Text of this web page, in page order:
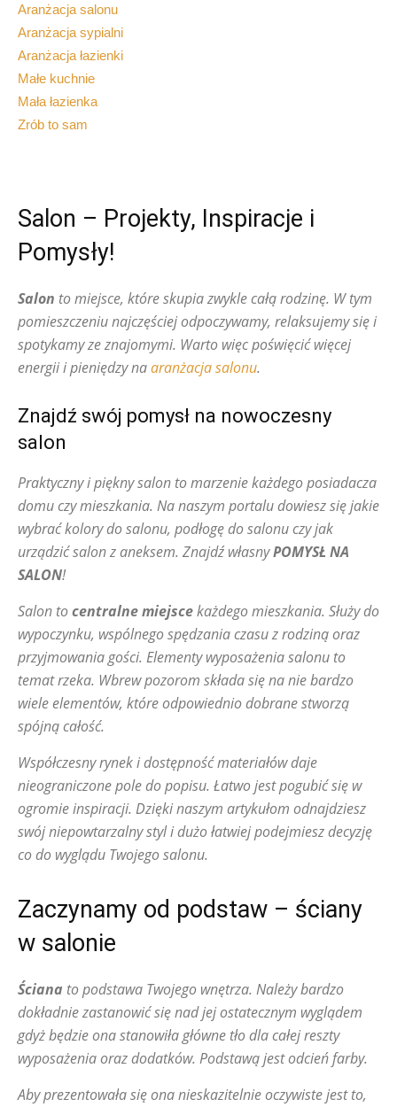
Aranżacja salonu
Aranżacja sypialni
Aranżacja łazienki
Małe kuchnie
Mała łazienka
Zrób to sam
Salon – Projekty, Inspiracje i
Pomysły!
Salon to miejsce, które skupia zwykle całą rodzinę. W tym
pomieszczeniu najczęściej odpoczywamy, relaksujemy się i
spotykamy ze znajomymi. Warto więc poświęcić więcej
energii i pieniędzy naaranżacja salonu.
Znajdź swój pomysł na nowoczesny
salon
Praktyczny i piękny salon to marzenie każdego posiadacza
domu czy mieszkania. Na naszym portalu dowiesz się jakie
wybrać kolory do salonu, podłogę do salonu czy jak
urządzić salon z aneksem. Znajdź własnyPOMYSŁ NA
SALON!
Salon tocentralne miejscekażdego mieszkania. Służy do
wypoczynku, wspólnego spędzania czasu z rodziną oraz
przyjmowania gości. Elementy wyposażenia salonu to
temat rzeka. Wbrew pozorom składa się na nie bardzo
wiele elementów, które odpowiednio dobrane stworzą
spójną całość.
Współczesny rynek i dostępność materiałów daje
nieograniczone pole do popisu. Łatwo jest pogubić się w
ogromie inspiracji. Dzięki naszym artykułom odnajdziesz
swój niepowtarzalny styl i dużo łatwiej podejmiesz decyzję
co do wyglądu Twojego salonu.
Zaczynamy od podstaw – ściany
w salonie
Ściana to podstawa Twojego wnętrza. Należy bardzo
dokładnie zastanowić się nad jej ostatecznym wyglądem
gdyż będzie ona stanowiła główne tło dla całej reszty
wyposażenia oraz dodatków. Podstawą jest odcień farby.
Aby prezentowała się ona nieskazitelnie oczywiste jest to,